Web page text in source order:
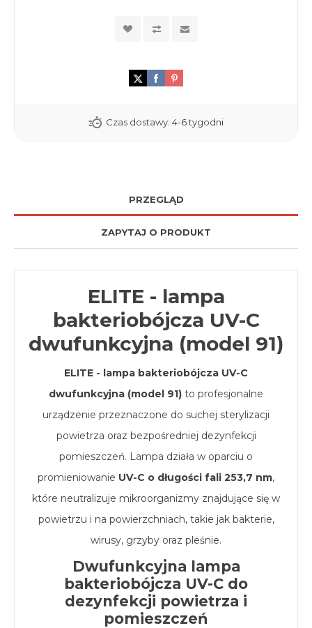
Czas dostawy: 4-6 tygodni
PRZEGLĄD
ZAPYTAJ O PRODUKT
ELITE - lampa
bakteriobójcza UV-C
dwufunkcyjna (model 91)
ELITE - lampa bakteriobójcza UV-C
dwufunkcyjna (model 91) to profesjonalne
urządzenie przeznaczone do suchej sterylizacji
powietrza oraz bezpośredniej dezynfekcji
pomieszczeń. Lampa działa w oparciu o
promieniowanie UV-C o długości fali 253,7 nm,
które neutralizuje mikroorganizmy znajdujące się w
powietrzu i na powierzchniach, takie jak bakterie,
wirusy, grzyby oraz pleśnie.
Dwufunkcyjna lampa
bakteriobójcza UV-C do
dezynfekcji powietrza i
pomieszczeń